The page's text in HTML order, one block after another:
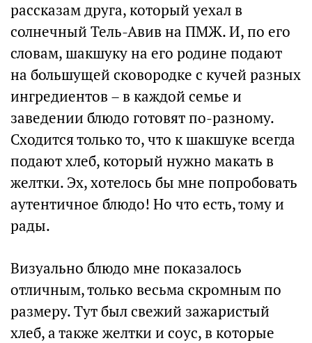
рассказам друга, который уехал в
солнечный Тель-Авив на ПМЖ. И, по его
словам, шакшуку на его родине подают
на большущей сковородке с кучей разных
ингредиентов – в каждой семье и
заведении блюдо готовят по-разному.
Сходится только то, что к шакшуке всегда
подают хлеб, который нужно макать в
желтки. Эх, хотелось бы мне попробовать
аутентичное блюдо! Но что есть, тому и
рады.
Визуально блюдо мне показалось
отличным, только весьма скромным по
размеру. Тут был свежий зажаристый
хлеб, а также желтки и соус, в которые